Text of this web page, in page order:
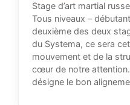
Stage d’art martial
Tous niveaux –
deuxième des deux
du Systema, ce sera
mouvement et de la
cœur de notre
désigne le bon